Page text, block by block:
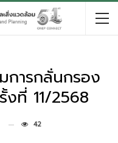
การกลั่นกรอง
ที่ 11/2568
42